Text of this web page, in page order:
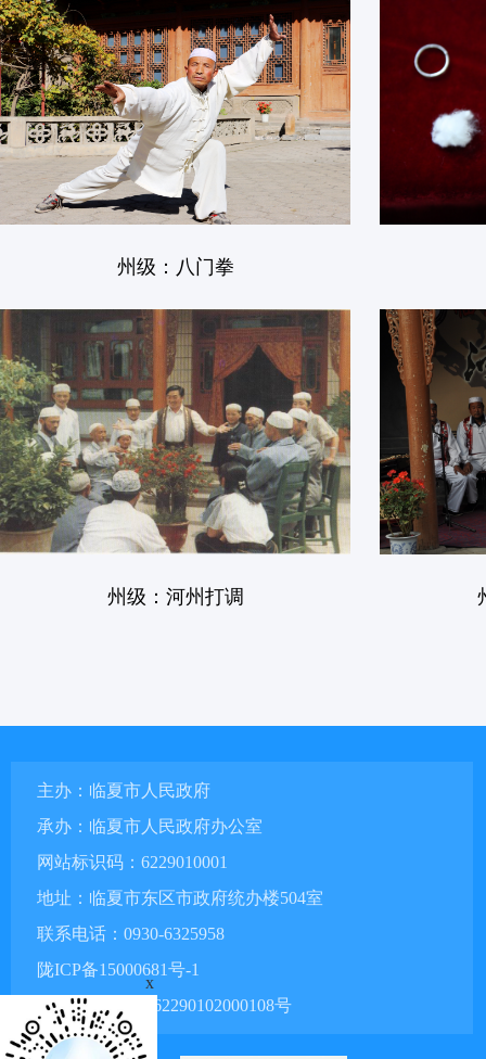
州级：八门拳
州级：河州打调
主办：临夏市人民政府
承办：临夏市人民政府办公室
网站标识码：6229010001
地址：临夏市东区市政府统办楼504室
联系电话：0930-6325958
陇ICP备15000681号-1
甘公网安备 62290102000108号
x